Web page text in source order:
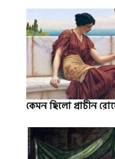
কেমন ছিলো প্রাচীন